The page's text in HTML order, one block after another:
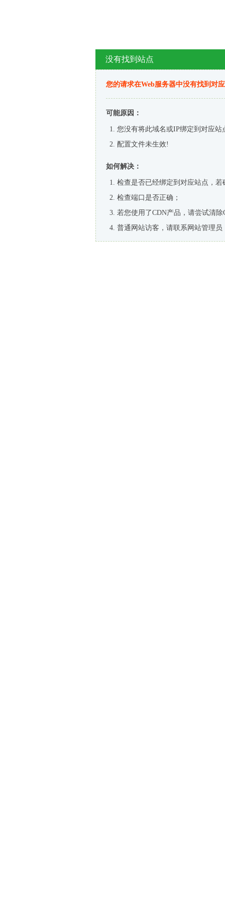
没有找到站点
您的请求在Web服务器中没有找到对
可能原因：
您没有将此域名或IP绑定到对应站
配置文件未生效!
如何解决：
检查是否已经绑定到对应站点，
检查端口是否正确；
若您使用了CDN产品，请尝试清除
普通网站访客，请联系网站管理员